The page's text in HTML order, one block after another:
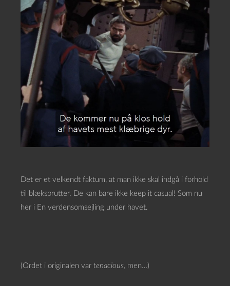
Det er et velkendt faktum, at man ikke skal indgå i forhold
til blæksprutter. De kan bare ikke keep it casual! Som nu
her i En verdensomsejling under havet.
(Ordet i originalen var tenacious, men…)